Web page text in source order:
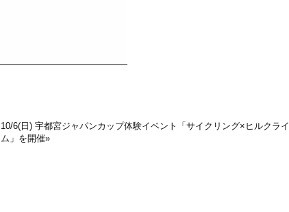
10/6(日) 宇都宮ジャパンカップ体験イベント「サイクリング×ヒルクライ
ム」を開催»